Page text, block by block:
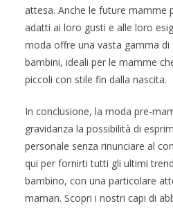
attesa. Anche le future mamme
adatti ai loro gusti e alle loro
moda offre una vasta gamma di
bambini, ideali per le mamme
piccoli con stile fin dalla nascita.
In conclusione, la moda pre-
gravidanza la possibilità di
personale senza rinunciare al
qui per fornirti tutti gli ultimi
bambino, con una particolare
maman. Scopri i nostri capi di